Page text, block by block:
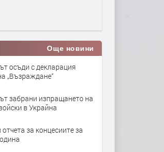
Още новини
осъди с декларация
„Възраждане“
забрани изпращането на
в Украйна
за концесиите за